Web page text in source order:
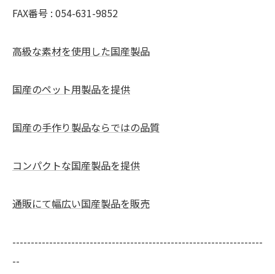
FAX番号 : 054-631-9852
高級な素材を使用した国産製品
国産のペット用製品を提供
国産の手作り製品ならではの品質
コンパクトな国産製品を提供
通販にて幅広い国産製品を販売
--------------------------------------------------------------------
--